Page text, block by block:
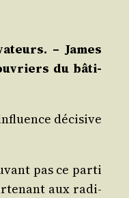
– James
du bâti­
déci­sive
pas ce par­ti
aux radi­